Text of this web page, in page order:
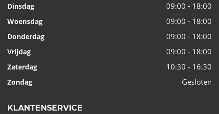
Dinsdag 09:00 - 18:00
Woensdag 09:00 - 18:00
Donderdag 09:00 - 18:00
Vrijdag 09:00 - 18:00
Zaterdag 10:30 - 16:30
Zondag Gesloten
KLANTENSERVICE